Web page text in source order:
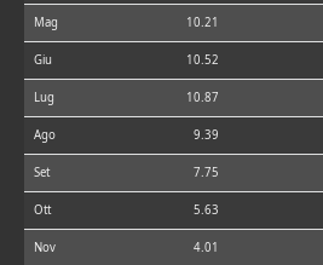
Mag 10.21
Giu 10.52
Lug 10.87
Ago 9.39
Set 7.75
Ott 5.63
Nov 4.01